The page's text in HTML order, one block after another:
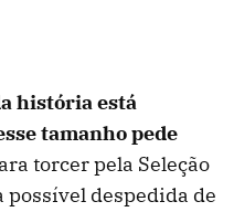
história está
tamanho pede
torcer pela Seleção
despedida de